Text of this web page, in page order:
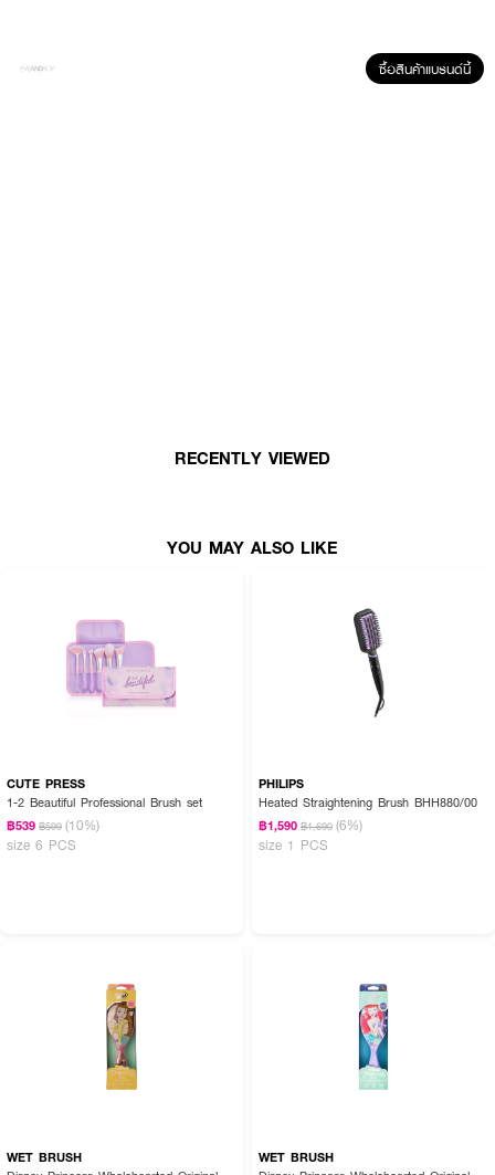
· เหมาะสำหรับผลิตภัณฑ์ประเภทเน้นความชุ่มชื้น
ซื้อสินค้าแบรนด์นี้
RECENTLY VIEWED
YOU MAY ALSO LIKE
CUTE PRESS
1-2 Beautiful Professional Brush set
฿539 ฿599 (10%)
size 6 PCS
PHILIPS
Heated Straightening Brush BHH880/00
฿1,590 ฿1,690 (6%)
size 1 PCS
WET BRUSH
WET BRUSH